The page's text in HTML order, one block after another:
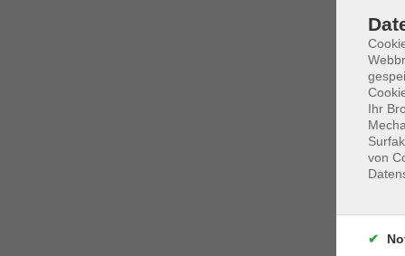
Ihr
von